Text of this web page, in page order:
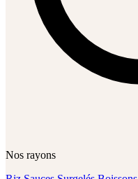
Nos rayons